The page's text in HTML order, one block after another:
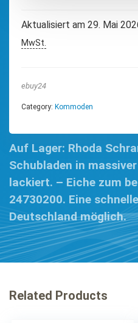
Aktualisiert am 29. Mai
MwSt.
ebuy24
Category: Kommoden
Auf Lager: Rhoda
Schubladen in
lackiert. – Eiche zum
24730200. Eine
Deutschland möglich.
Related Products